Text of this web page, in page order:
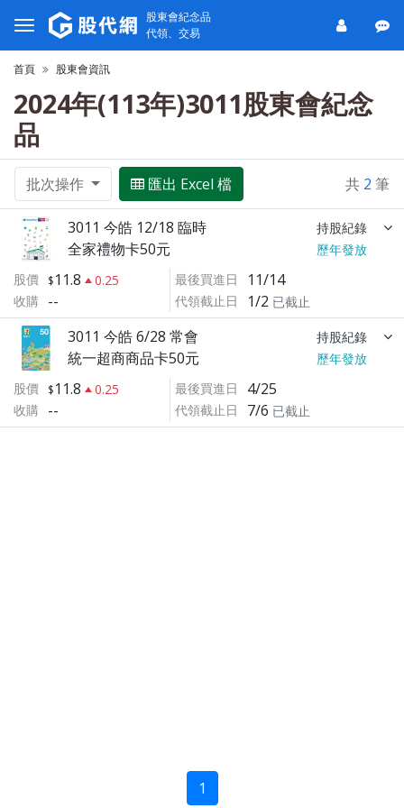
股東會紀念品
代領、交易
首頁 股東會資訊
2024年(113年)3011股東會紀念
品
批次操作 匯出 Excel 檔 共 2 筆
3011 今皓 12/18 臨時 持股紀錄
全家禮物卡50元
歷年發放
股價
11.8
0.25
收購 --
最後買進日 11/14
代領截止日 1/2 已截止
3011 今皓 6/28 常會 持股紀錄
統一超商商品卡50元
歷年發放
股價
11.8
0.25
收購 --
最後買進日 4/25
代領截止日 7/6 已截止
1